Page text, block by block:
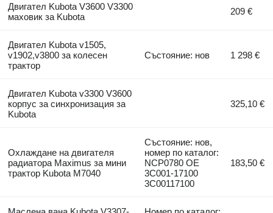
Двигател Kubota V3600 V3300
маховик за Kubota
209 €
Двигател Kubota v1505,
v1902,v3800 за колесен
трактор
Състояние: нов 1 298 €
Двигател Kubota v3300 V3600
корпус за синхронизация за
Kubota
325,10 €
Охлаждане на двигателя
радиатора Maximus за мини
трактор Kubota M7040
Състояние: нов,
номер по каталог:
NCP0780 OE
3C001-17100
3C00117100
183,50 €